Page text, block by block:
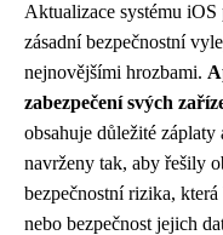
Aktualizace systému
zásadní bezpečnostní
nejnovějšími hrozbami.
zabezpečení svých
obsahuje důležité
navrženy tak, aby řešily
bezpečnostní rizika,
nebo bezpečnost jejich